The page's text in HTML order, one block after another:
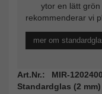
ytor en lätt
rekommenderar vi
mer om
Art.Nr.: MIR-
Standardglas (2 mm)